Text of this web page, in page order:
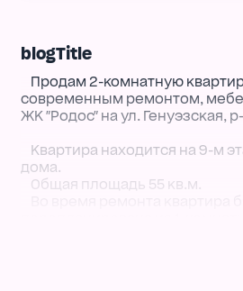
blogTitle
⠀Продам 2-комнатную
современным ремонтом,
ЖК "Родос" на ул. Генуэзская,
⠀Квартира находится на 9-м
дома.
⠀Общая площадь 55 кв.м.
есть 2 отдельные комнаты и
⠀Ремонт сделан из